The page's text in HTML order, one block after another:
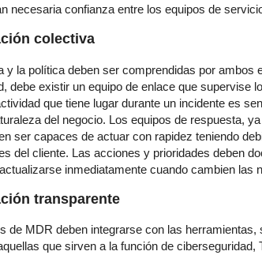
necesaria confianza entre los equipos de
colectiva
y la política deben ser comprendidas por
debe existir un equipo de enlace que supervise
que tiene lugar durante un incidente es
del negocio. Los equipos de respuesta,
ser capaces de actuar con rapidez teniendo
del cliente. Las acciones y prioridades deben
inmediatamente cuando cambien las
transparente
de MDR deben integrarse con las
que sirven a la función de